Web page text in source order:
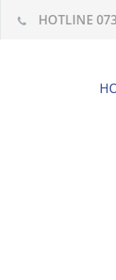
HOTLINE